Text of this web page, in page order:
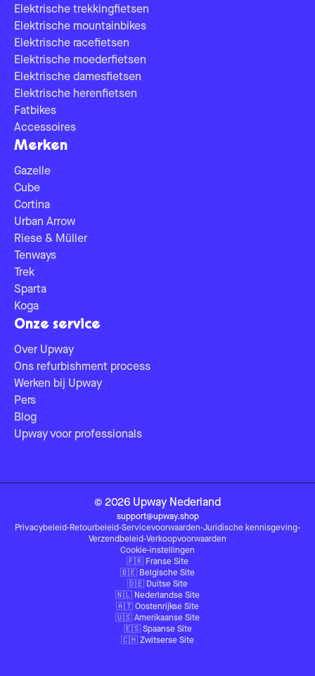
Elektrische trekkingfietsen
Elektrische mountainbikes
Elektrische racefietsen
Elektrische moederfietsen
Elektrische damesfietsen
Elektrische herenfietsen
Fatbikes
Accessoires
Merken
Gazelle
Cube
Cortina
Urban Arrow
Riese & Müller
Tenways
Trek
Sparta
Koga
Onze service
Over Upway
Ons refurbishment process
Werken bij Upway
Pers
Blog
Upway voor professionals
© 2026 Upway Nederland
support@upway.shop
Privacybeleid-Retourbeleid-Servicevoorwaarden-Juridische kennisgeving-
Verzendbeleid-Verkoopvoorwaarden
Cookie-instellingen
🇫🇷 Franse Site
🇧🇪 Belgische Site
🇩🇪 Duitse Site
🇳🇱 Nederlandse Site
🇦🇹 Oostenrijkse Site
🇺🇸 Amerikaanse Site
🇪🇸 Spaanse Site
🇨🇭 Zwitserse Site